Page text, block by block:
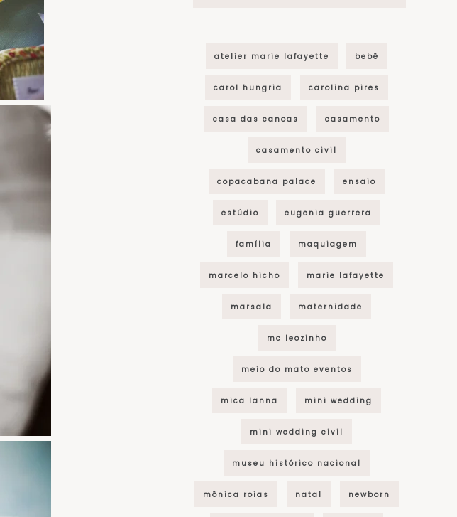
atelier marie lafayette bebê
carol hungria carolina pires
casa das canoas casamento
casamento civil
copacabana palace ensaio
estúdio eugenia guerrera
família maquiagem
marcelo hicho marie lafayette
marsala maternidade
mc leozinho
meio do mato eventos
mica lanna mini wedding
mini wedding civil
museu histórico nacional
mônica roias natal newborn